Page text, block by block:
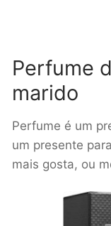
Perfume
marido
Perfume é um
um presente
mais gosta, ou